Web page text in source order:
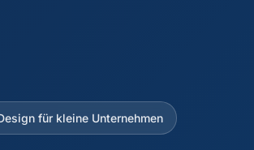
für kleine Unternehmen